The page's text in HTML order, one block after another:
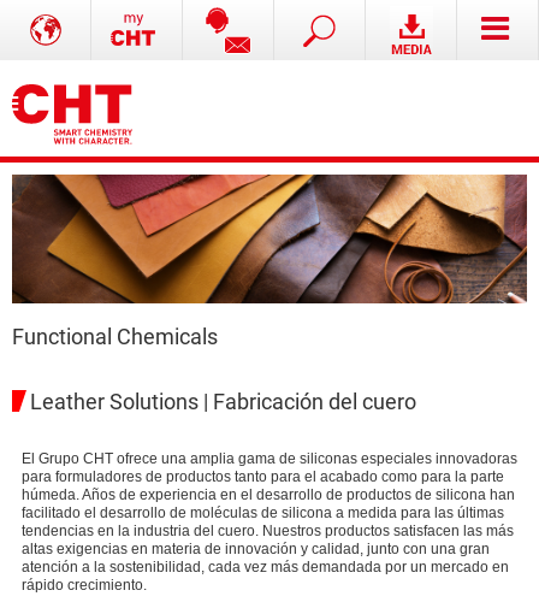
Functional Chemicals
Leather Solutions | Fabricación del cuero
El Grupo CHT ofrece una amplia gama de siliconas especiales innovadoras
para formuladores de productos tanto para el acabado como para la parte
húmeda. Años de experiencia en el desarrollo de productos de silicona han
facilitado el desarrollo de moléculas de silicona a medida para las últimas
tendencias en la industria del cuero. Nuestros productos satisfacen las más
altas exigencias en materia de innovación y calidad, junto con una gran
atención a la sostenibilidad, cada vez más demandada por un mercado en
rápido crecimiento.